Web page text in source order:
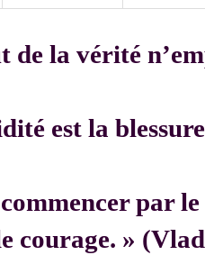
de la vérité
est la
par le
courage. »